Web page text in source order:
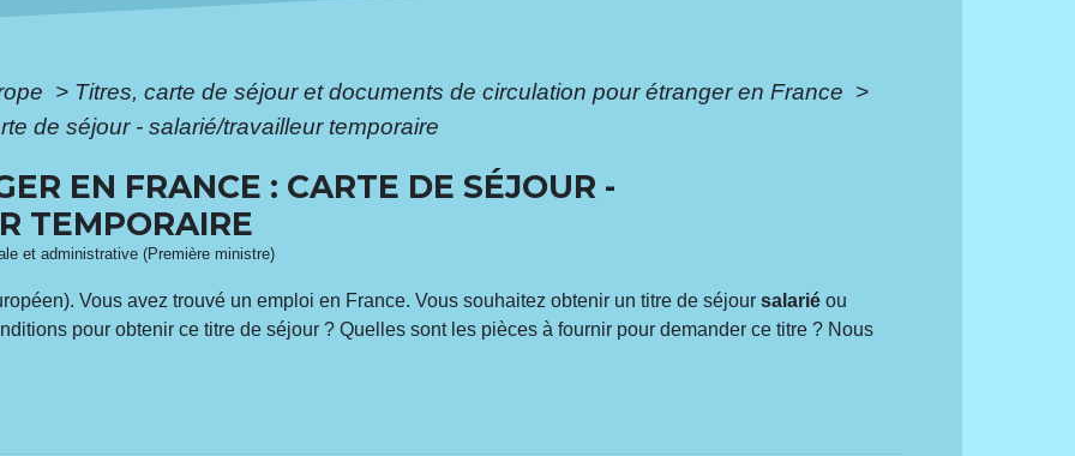
> Titres, carte de séjour et documents de circulation pour étranger en France >
de séjour - salarié/travailleur temporaire
EN FRANCE : CARTE DE SÉJOUR -
TEMPORAIRE
et administrative (Première ministre)
Vous avez trouvé un emploi en France. Vous souhaitez obtenir un titre de séjoursalarié ou
pour obtenir ce titre de séjour ? Quelles sont les pièces à fournir pour demander ce titre ? Nous